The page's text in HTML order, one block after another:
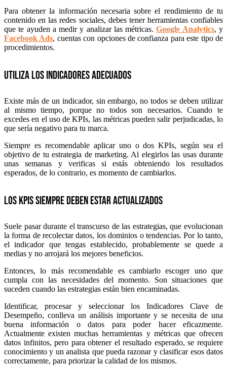
Para obtener la información necesaria sobre el rendimiento de tu
contenido en las redes sociales, debes tener herramientas confiables
que te ayuden a medir y analizar las métricas.Google Analytics, y
Facebook Ads, cuentas con opciones de confianza para este tipo de
procedimientos.
Utiliza los indicadores adecuados
Existe más de un indicador, sin embargo, no todos se deben utilizar
al mismo tiempo, porque no todos son necesarios. Cuando te
excedes en el uso de KPIs, las métricas pueden salir perjudicadas, lo
que sería negativo para tu marca.
Siempre es recomendable aplicar uno o dos KPIs, según sea el
objetivo de tu estrategia de marketing. Al elegirlos las usas durante
unas semanas y verificas si estás obteniendo los resultados
esperados, de lo contrario, es momento de cambiarlos.
Los KPIs siempre deben estar actualizados
Suele pasar durante el transcurso de las estrategias, que evolucionan
la forma de recolectar datos, los dominios o tendencias. Por lo tanto,
el indicador que tengas establecido, probablemente se quede a
medias y no arrojará los mejores beneficios.
Entonces, lo más recomendable es cambiarlo escoger uno que
cumpla con las necesidades del momento. Son situaciones que
suceden cuando las estrategias están bien encaminadas.
Identificar, procesar y seleccionar los Indicadores Clave de
Desempeño, conlleva un análisis importante y se necesita de una
buena información o datos para poder hacer eficazmente.
Actualmente existen muchas herramientas y métricas que ofrecen
datos infinitos, pero para obtener el resultado esperado, se requiere
conocimiento y un analista que pueda razonar y clasificar esos datos
correctamente, para priorizar la calidad de los mismos.